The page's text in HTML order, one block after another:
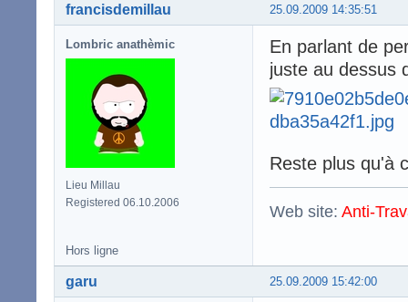
25.09.2009 14:35:51
francisdemillau
Lombric anathèmic
Lieu Millau
Registered 06.10.2006
En parlant de
juste au dessus
Reste plus qu'à
Web site: Anti-
Hors ligne
25.09.2009 15:42:00
garu